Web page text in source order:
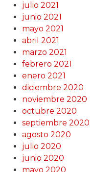
julio 2021
junio 2021
mayo 2021
abril 2021
marzo 2021
febrero 2021
enero 2021
diciembre 2020
noviembre 2020
octubre 2020
septiembre 2020
agosto 2020
julio 2020
junio 2020
mayo 2020